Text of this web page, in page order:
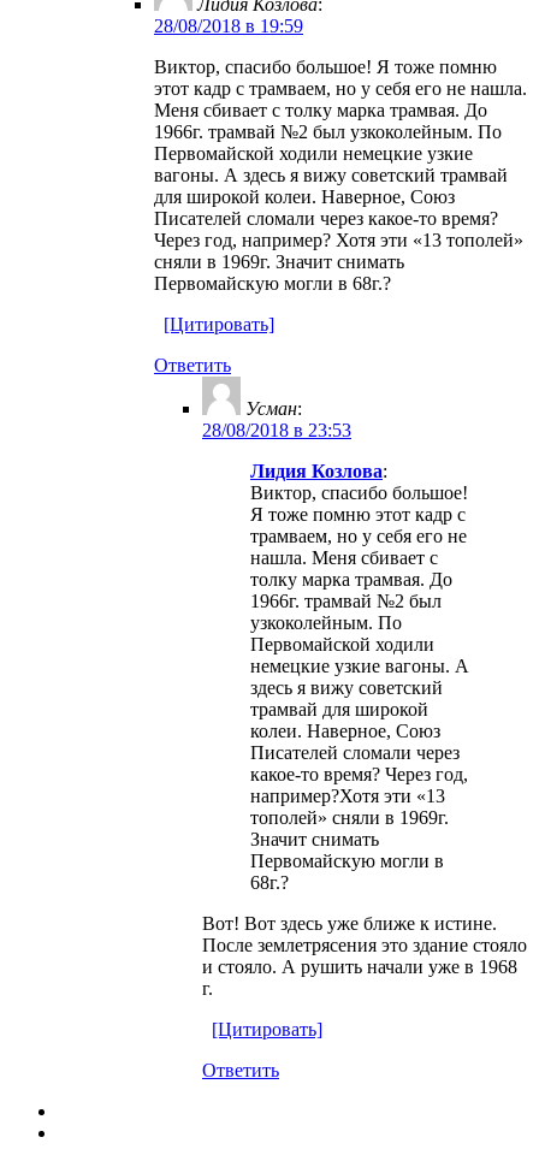
28/08/2018 в 19:59
Виктор, спасибо большое! Я тоже помню
этот кадр с трамваем, но у себя его не нашла.
Меня сбивает с толку марка трамвая. До
1966г. трамвай №2 был узкоколейным. По
Первомайской ходили немецкие узкие
вагоны. А здесь я вижу советский трамвай
для широкой колеи. Наверное, Союз
Писателей сломали через какое-то время?
Через год, например? Хотя эти «13 тополей»
сняли в 1969г. Значит снимать
Первомайскую могли в 68г.?
[Цитировать]
Ответить
Усман:
28/08/2018 в 23:53
Лидия Козлова:
Виктор, спасибо большое!
Я тоже помню этот кадр с
трамваем, но у себя его не
нашла. Меня сбивает с
толку марка трамвая. До
1966г. трамвай №2 был
узкоколейным. По
Первомайской ходили
немецкие узкие вагоны. А
здесь я вижу советский
трамвай для широкой
колеи. Наверное, Союз
Писателей сломали через
какое-то время? Через год,
например?Хотя эти «13
тополей» сняли в 1969г.
Значит снимать
Первомайскую могли в
68г.?
Вот! Вот здесь уже ближе к истине.
После землетрясения это здание стояло
и стояло. А рушить начали уже в 1968
г.
[Цитировать]
Ответить